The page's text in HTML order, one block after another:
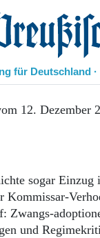
Allgemeine
für Deutschland
12. Dezember
sogar Einzug
Zwangs-
und